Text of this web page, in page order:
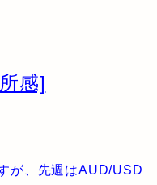
感]
が、先週はAUD/USD